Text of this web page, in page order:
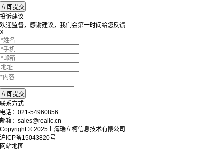
投诉建议
欢迎监督，感谢建议，我们会第一时间给您反馈
X
联系方式
电话：021-54960856
邮箱：sales@realic.cn
Copyright © 2025上海瑞立柯信息技术有限公司
沪ICP备15043820号
网站地图